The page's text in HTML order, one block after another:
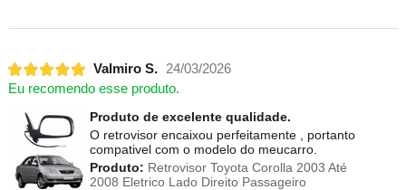
Valmiro S. 24/03/2026
Eu recomendo esse produto.
Produto de excelente qualidade.
O retrovisor encaixou perfeitamente , portanto
compativel com o modelo do meucarro.
Produto: Retrovisor Toyota Corolla 2003 Até
2008 Eletrico Lado Direito Passageiro